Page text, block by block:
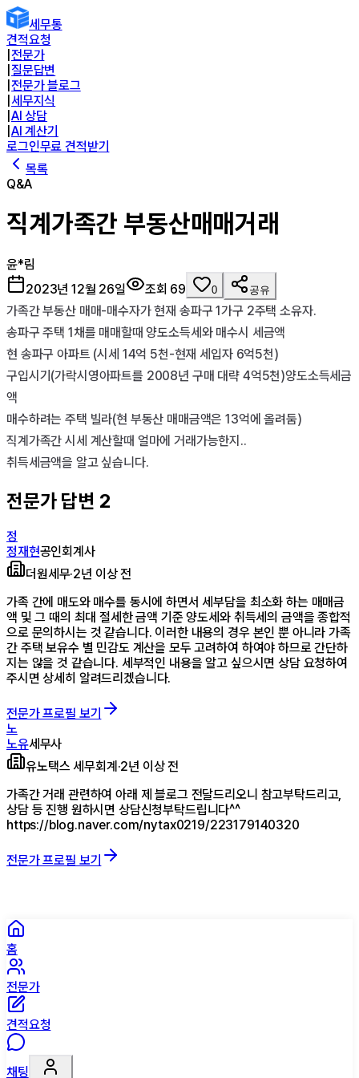
세무통
견적요청
전문가
질문답변
전문가 블로그
세무지식
AI 상담
AI 계산기
로그인무료 견적받기
목록
Q&A
직계가족간 부동산매매거래
윤*림
2023년 12월 26일
조회 69 0 공유
가족간 부동산 매매-매수자가 현재 송파구 1가구 2주택 소유자.
송파구 주택 1채를 매매할때 양도소득세와 매수시 세금액
현 송파구 아파트 (시세 14억 5천-현재 세입자 6억5천)
구입시기(가락시영아파트를 2008년 구매 대략 4억5천)양도소득세금
액
매수하려는 주택 빌라(현 부동산 매매금액은 13억에 올려둠)
직계가족간 시세 계산할때 얼마에 거래가능한지..
취득세금액을 알고 싶습니다.
전문가 답변 2
정
정재현공인회계사
더원세무·2년 이상 전
가족 간에 매도와 매수를 동시에 하면서 세부담을 최소화 하는 매매금
액 및 그 때의 최대 절세한 금액 기준 양도세와 취득세의 금액을 종합적
으로 문의하시는 것 같습니다. 이러한 내용의 경우 본인 뿐 아니라 가족
간 주택 보유수 별 민감도 계산을 모두 고려하여 하여야 하므로 간단하
지는 않을 것 같습니다. 세부적인 내용을 알고 싶으시면 상담 요청하여
주시면 상세히 알려드리겠습니다.
전문가 프로필 보기
노
노유세무사
유노택스 세무회계 ·2년 이상 전
가족간 거래 관련하여 아래 제 블로그 전달드리오니 참고부탁드리고,
상담 등 진행 원하시면 상담신청부탁드립니다^^
https://blog.naver.com/nytax0219/223179140320
전문가 프로필 보기
홈
전문가
견적요청
채팅